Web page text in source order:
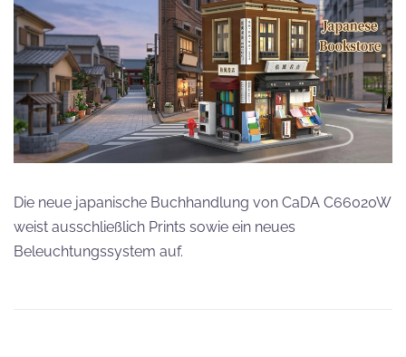
Die neue japanische Buchhandlung von CaDA C66020W
weist ausschließlich Prints sowie ein neues
Beleuchtungssystem auf.